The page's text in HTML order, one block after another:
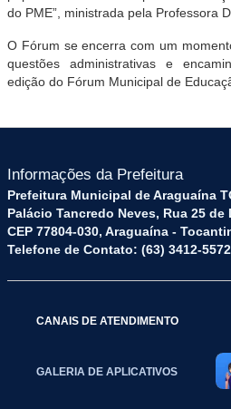
do PME”, ministrada pela Professora
O Fórum se encerra com um
questões administrativas e
edição do Fórum Municipal de
Informações da Prefeitura
Prefeitura Municipal de Araguaína
Palácio Tancredo Neves, Rua 25 de
CEP 77804-030, Araguaína -
Telefone de Contato: (63) 3412-5572
CANAIS DE ATENDIMENTO
GALERIA DE APLICATIVOS